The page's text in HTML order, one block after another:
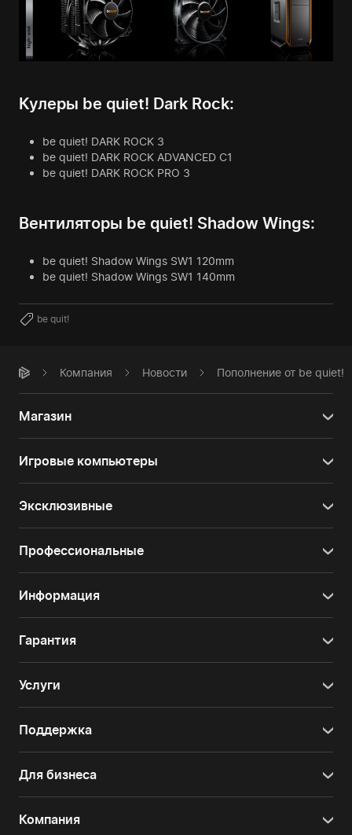
Кулеры be quiet! Dark Rock:
be quiet! DARK ROCK 3
be quiet! DARK ROCK ADVANCED C1
be quiet! DARK ROCK PRO 3
Вентиляторы be quiet! Shadow Wings:
be quiet! Shadow Wings SW1 120mm
be quiet! Shadow Wings SW1 140mm
be quit!
Компания Новости Пополнение от be quiet!
Магазин
Игровые компьютеры
Эксклюзивные
Профессиональные
Информация
Гарантия
Услуги
Поддержка
Для бизнеса
Компания